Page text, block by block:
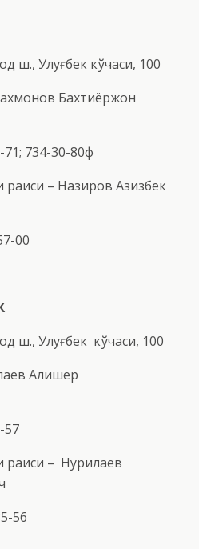
ш., Улуғбек кўчаси, 100
Бахтиёржон
734-30-80ф
раиси – Назиров Азизбек
00
ш., Улуғбек кўчаси, 100
Алишер
57
раиси – Нурилаев
56